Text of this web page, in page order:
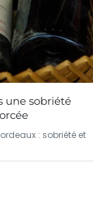
une sobriété
: sobriété et